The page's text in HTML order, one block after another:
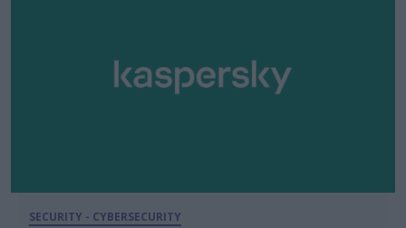
SECURITY - CYBERSECURITY